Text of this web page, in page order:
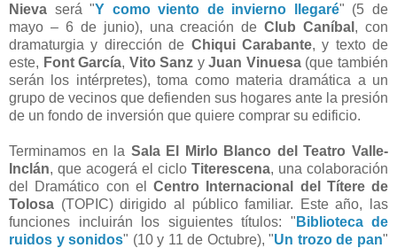
Nieva será "Y como viento de invierno llegaré" (5 de
mayo – 6 de junio), una creación deClub Caníbal , con
dramaturgia y dirección de Chiqui Carabante, y texto de
este, Font García, Vito Sanz yJuan Vinuesa(que también
serán los intérpretes), toma como materia dramática a un
grupo de vecinos que defienden sus hogares ante la presión
de un fondo de inversión que quiere comprar su edificio.
Terminamos en la Sala El Mirlo Blanco del Teatro Valle-
Inclán, que acogerá el ciclo Titerescena, una colaboración
del Dramático con el Centro Internacional del Títere de
Tolosa (TOPIC) dirigido al público familiar. Este año, las
funciones incluirán los siguientes títulos: " Biblioteca de
ruidos y sonidos" (10 y 11 de Octubre), "Un trozo de pan"